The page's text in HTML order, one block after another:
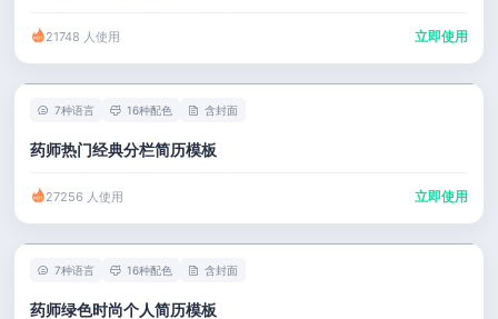
21748 人使用 立即使用
7种语言 16种配色 含封面
药师热门经典分栏简历模板
27256 人使用 立即使用
7种语言 16种配色 含封面
药师绿色时尚个人简历模板